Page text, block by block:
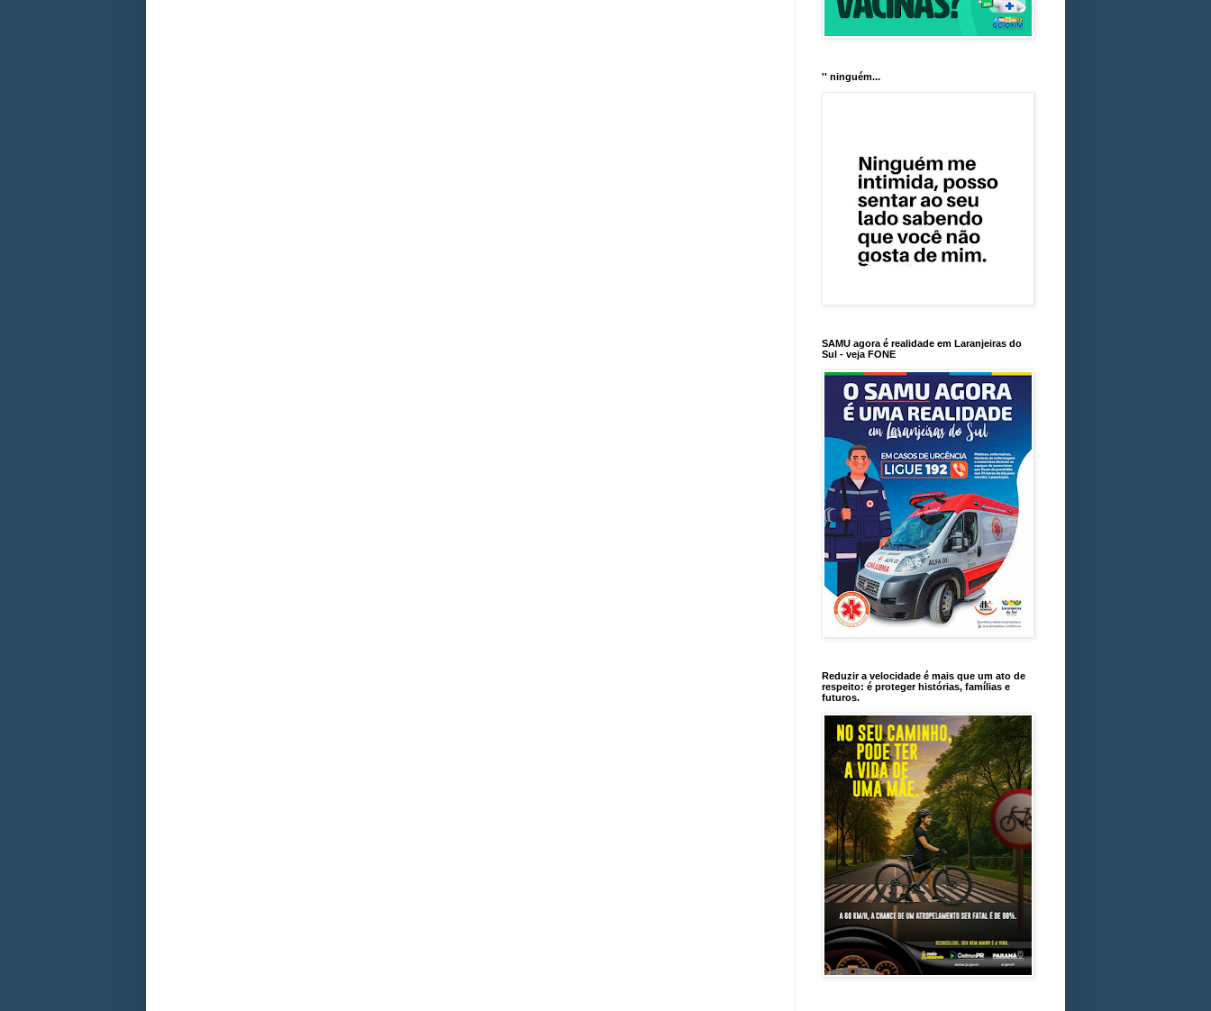
'' ninguém...
SAMU agora é realidade em Laranjeiras do
Sul - veja FONE
Reduzir a velocidade é mais que um ato de
respeito: é proteger histórias, famílias e
futuros.